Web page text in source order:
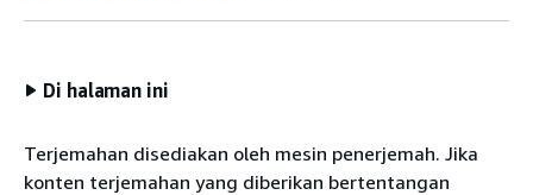
Di halaman ini
Terjemahan disediakan oleh mesin penerjemah. Jika
konten terjemahan yang diberikan bertentangan